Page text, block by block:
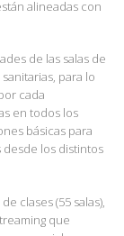
alineadas con
de las salas de
para lo
cada
en todos los
básicas para
los distintos
clases (55 salas),
que